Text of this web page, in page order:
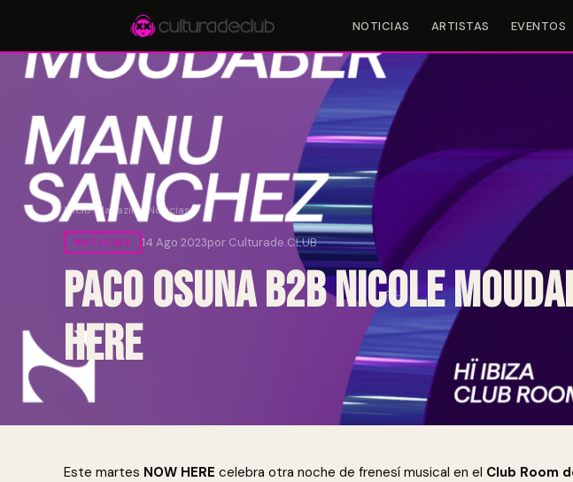
NOTICIAS ARTISTAS EVENTOS
Accesos rápidos: 🎪 Eventos 🎤 Artistas 📍 Locales 📰 Magazine
Inicio/ Magazine Noticias
NOTICIAS 14 Ago 2023por Culturade.CLUB
Paco Osuna B2B Nicole
HERE
Este martes NOW HERE celebra otra noche de frenesí musical en el Club Room